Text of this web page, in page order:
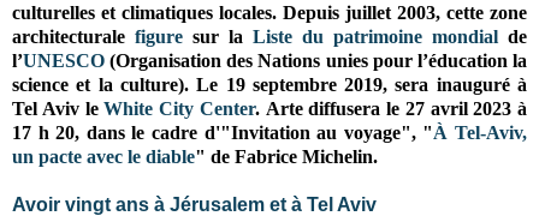
culturelles et climatiques locales. Depuis juillet 2003, cette zone
architecturale figure sur la Liste du patrimoine mondial de
l’UNESCO (Organisation des Nations unies pour l’éducation la
science et la culture).Le 19 septembre 2019, sera inauguré à
Tel Aviv leWhite City Center. Arte diffusera le 27 avril 2023 à
17 h 20, dans le cadre d'"Invitation au voyage", "À Tel-Aviv,
un pacte avec le diable" de Fabrice Michelin.
Avoir vingt ans à Jérusalem et à Tel Aviv